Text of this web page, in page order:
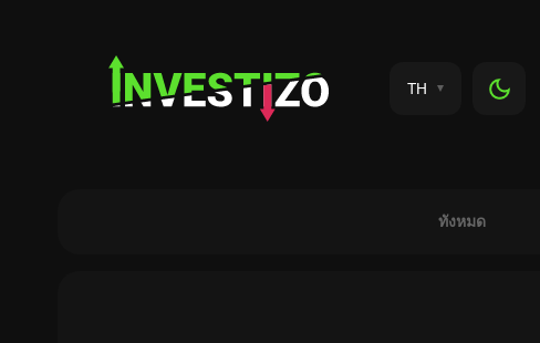
TH
ทังหมด